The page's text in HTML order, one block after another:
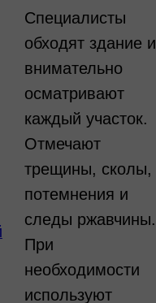
Специалисты
обходят здание и
внимательно
осматривают
каждый участок.
Отмечают
трещины, сколы,
потемнения и
следы ржавчины.
При
необходимости
используют